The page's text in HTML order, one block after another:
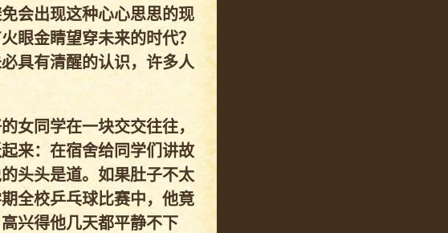
会出现这种心心思思的现
眼金睛望穿未来的时代？
具有清醒的认识，许多人
女同学在一块交交往往，
来：在宿舍给同学们讲故
头头是道。如果肚子不太
全校乒乓球比赛中，他竟
兴得他几天都平静不下